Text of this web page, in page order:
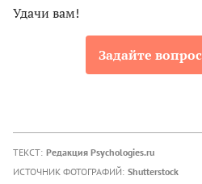
Удачи вам!
Задайте
ТЕКСТ: Редакция Psychologies.ru
ИСТОЧНИК ФОТОГРАФИЙ: Shutterstock